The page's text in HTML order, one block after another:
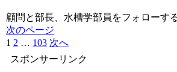
顧問と部長、水槽学部員をフォローす
次のページ
1 2 … 103 次へ
スポンサーリンク